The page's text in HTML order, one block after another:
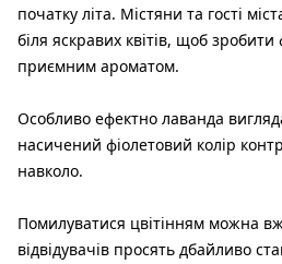
початку літа. Містяни та гості
біля яскравих квітів, щоб
приємним ароматом.
Особливо ефектно лаванда
насичений фіолетовий колір
навколо.
Помилуватися цвітінням можна
відвідувачів просять дбайливо